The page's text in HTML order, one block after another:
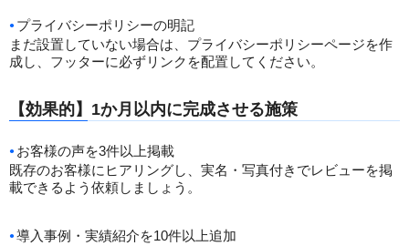
プライバシーポリシーの明記
まだ設置していない場合は、プライバシーポリシーページを作
成し、フッターに必ずリンクを配置してください。
【効果的】1か月以内に完成させる施策
お客様の声を3件以上掲載
既存のお客様にヒアリングし、実名・写真付きでレビューを掲
載できるよう依頼しましょう。
導入事例・実績紹介を10件以上追加